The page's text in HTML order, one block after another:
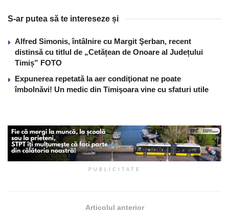
S-ar putea să te intereseze și
Alfred Simonis, întâlnire cu Margit Şerban, recent
distinsă cu titlul de „Cetățean de Onoare al Județului
Timiș” FOTO
Expunerea repetată la aer condiţionat ne poate
îmbolnăvi! Un medic din Timişoara vine cu sfaturi utile
PUBLICITATE
Articolul anterior